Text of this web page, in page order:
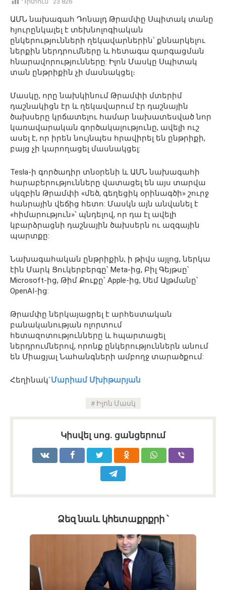
ԱՄՆ նախագահ Դոնալդ Թրամփը Սպիտակ տանը
հյուրընկալել է տեխնոլոգիական
ընկերությունների ղեկավարներին՝ քննարկելու
ներքին ներդրումները և հետագա զարգացման
հնարավորությունները: Իլոն Մասկը Սպիտակ
տան ընթրիքին չի մասնակցել։
Մասկը, որը նախկինում Թրամփի մտերիմ
դաշնակիցն էր և ղեկավարում էր դաշնային
ծախսերը կրճատելու համար նախատեսված նոր
կառավարական գործակալությունը, ավելի ուշ
ասել է, որ իրեն նույնպես հրավիրել են ընթրիքի,
բայց չի կարողացել մասնակցել:
Tesla-ի գործադիր տնօրենի և ԱՄՆ նախագահի
հարաբերությունները վատացել են այս տարվա
սկզբին Թրամփի «մեծ, գեղեցիկ օրինագծի» շուրջ
հանրային վեճից հետո: Մասկն այն անվանել է
«հիմարություն»՝ պնդելով, որ դա էլ ավելի
կբարձրացնի դաշնային ծախսերն ու ազգային
պարտքը:
Նախագահական ընթրիքին, ի թիվս այլոց, ներկա
էին Մարկ Ցուկերբերգը՝ Meta-ից, Բիլ Գեյթսը՝
Microsoft-ից, Թիմ Քուքը՝ Apple-ից, Սեմ Ալթմանը՝
OpenAI-ից:
Թրամփըներկայացրել է արհեստական
բանականության ոլորտում
հետազոտությունները և հպարտացել
ներդրումներով, որոնք ընկերություններն անում
են Միացյալ Նահանգների ամբողջ տարածքում:
Հեղինակ`Մարիամ Մխիթարյան
Իլոն Մասկ
Կիսվել սոց․ ցանցերում
Ձեզ նաև կհետաքրքրի ՝